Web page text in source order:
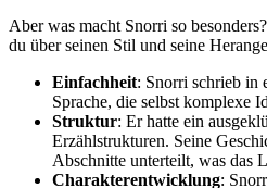
Aber was macht Snorri ​so
du über seinen Stil und‍ seine
Einfachheit: Snorri schrieb in
Sprache, die selbst komplexe‍
Struktur: Er hatte⁣ ein
Erzählstrukturen. Seine
Abschnitte unterteilt, was das
Charakterentwicklung: